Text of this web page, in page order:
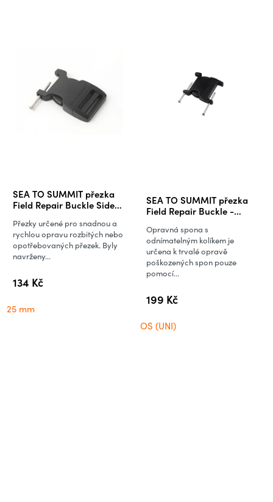
SEA TO SUMMIT přezka
Field Repair Buckle Side
Průměrné
hodnocení
produktu
je
5,0
5
134 Kč
Přezky určené pro snadnou a
rychlou opravu rozbitých nebo
opotřebovaných přezek. Byly
navrženy...
25 mm
SEA TO SUMMIT přezka
Field Repair Buckle -
pin
199 Kč
Opravná spona s
odnímatelným kolíkem je
určena k trvalé opravě
poškozených spon pouze
pomocí...
OS (UNI)